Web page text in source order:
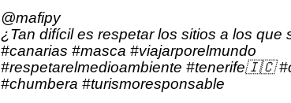
@mafipy
¿Tan difícil es respetar los sitios a los que
#canarias #masca #viajarporelmundo
#respetarelmedioambiente #tenerife🇮🇨
#chumbera #turismoresponsable